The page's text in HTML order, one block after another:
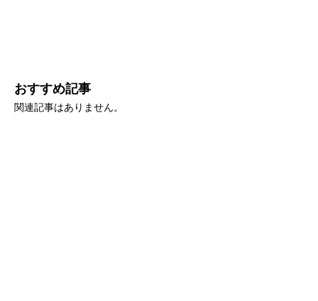
おすすめ記事
関連記事はありません。